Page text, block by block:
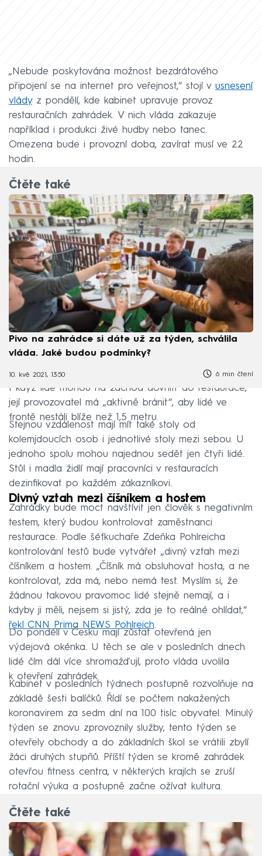
„Nebude poskytována možnost bezdrátového
připojení se na internet pro veřejnost,“ stojí v usnesení
vládyz pondělí, kde kabinet upravuje provoz
restauračních zahrádek. V nich vláda zakazuje
například i produkci živé hudby nebo tanec.
Omezena bude i provozní doba, zavírat musí ve 22
hodin.
Čtěte také
Pivo na zahrádce si dáte už za týden, schválila
vláda. Jaké budou podmínky?
10. kvě 2021, 13:50 6 min čtení
I když lidé mohou na záchod dovnitř do restaurace,
její provozovatel má „aktivně bránit“, aby lidé ve
frontě nestáli blíže než 1,5 metru.
Stejnou vzdálenost mají mít také stoly od
kolemjdoucích osob i jednotlivé stoly mezi sebou. U
jednoho spolu mohou najednou sedět jen čtyři lidé.
Stůl i madla židlí mají pracovníci v restauracích
dezinfikovat po každém zákazníkovi.
Divný vztah mezi číšníkem a hostem
Zahrádky bude moct navštívit jen člověk s negativním
testem, který budou kontrolovat zaměstnanci
restaurace. Podle šéfkuchaře Zdeňka Pohlreicha
kontrolování testů bude vytvářet „divný vztah mezi
číšníkem a hostem. „Číšník má obsluhovat hosta, a ne
kontrolovat, zda má, nebo nemá test. Myslím si, že
žádnou takovou pravomoc lidé stejně nemají, a i
kdyby ji měli, nejsem si jistý, zda je to reálné ohlídat,“
řekl CNN Prima NEWS Pohlreich.
Do pondělí v Česku mají zůstat otevřená jen
výdejová okénka. U těch se ale v posledních dnech
lidé čím dál více shromažďují, proto vláda uvolila
k otevření zahrádek.
Kabinet v posledních týdnech postupně rozvolňuje na
základě šesti balíčků. Řídí se počtem nakažených
koronavirem za sedm dní na 100 tisíc obyvatel. Minulý
týden se znovu zprovoznily služby, tento týden se
otevřely obchody a do základních škol se vrátili zbylí
žáci druhých stupňů. Příští týden se kromě zahrádek
otevřou fitness centra, v některých krajích se zruší
rotační výuka a postupně začne ožívat kultura.
Čtěte také